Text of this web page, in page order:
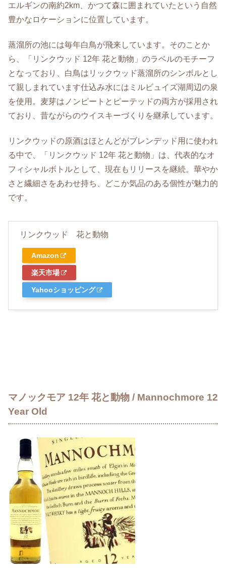
エルギンの南約2km、かつて森に囲まれていたという自然
豊かなロケーションに位置しています。
蒸溜所の池には毎年白鳥が飛来しています。そのことか
ら、「リンクウッド 12年 花と動物」のラベルのモチーフ
となっており、白鳥はリックウッド蒸溜所のシンボルとし
て親しまれています仕込み水にはミルビュイズ湖周辺の泉
を使用。麦芽はノンピートとピーテッドの両方が採用され
ており、昔ながらのウイスキーづくりを継承しています。
リンクウッドの原酒はほとんどがブレンデッド用に使われ
る中で、「リンクウッド 12年 花と動物」は、代表的なオ
フィシャルボトルとして、現在もリリースを継続。華やか
さと繊細さをあわせ持ち、どこか気品のある個性が魅力的
です。
リンクウッド 花と動物
Amazon
楽天市場
Yahooショッピング
マノックモア 12年 花と動物 / Mannochmore 12
Year Old